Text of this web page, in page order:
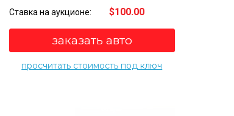
Ставка на аукционе: $100.00
заказать авто
просчитать стоимость под ключ